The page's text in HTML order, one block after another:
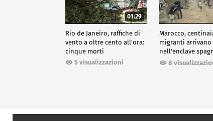
01:29
Rio de Janeiro, raffiche di
vento a oltre cento all'ora:
cinque morti
5 visualizzazioni
Marocco,
migranti arrivano
nell'enclave
Ceuta
8